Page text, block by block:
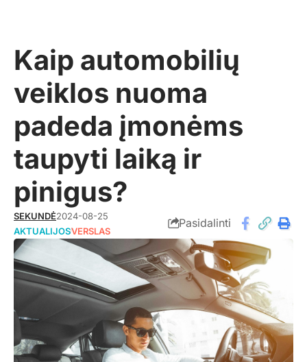
Kaip automobilių
veiklos nuoma
padeda įmonėms
taupyti laiką ir
pinigus?
SEKUNDĖ2024-08-25
AKTUALIJOSVERSLAS
Pasidalinti